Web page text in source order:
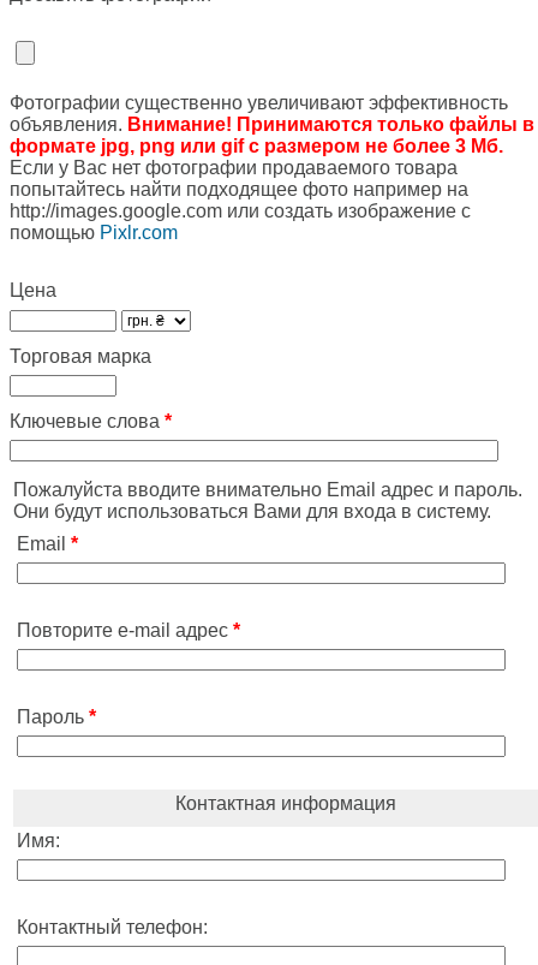
Фотографии существенно увеличивают эффективность
объявления. Внимание! Принимаются только файлы в
формате jpg, png или gif с размером не более 3 Мб.
Если у Вас нет фотографии продаваемого товара
попытайтесь найти подходящее фото например на
http://images.google.com или создать изображение с
помощью Pixlr.com
Цена
Торговая марка
Ключевые слова *
Пожалуйста вводите внимательно Email адрес и пароль.
Они будут использоваться Вами для входа в систему.
Email *
Повторите e-mail адрес *
Пароль *
Контактная информация
Имя:
Контактный телефон: